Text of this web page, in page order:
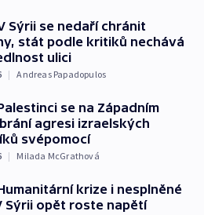
Sýrii se nedaří chránit
stát podle kritiků nechává
ulici
| Andreas Papadopulos
se na Západním
agresi izraelských
svépomocí
| Milada McGrathová
krize i nesplněné
Sýrii opět roste napětí